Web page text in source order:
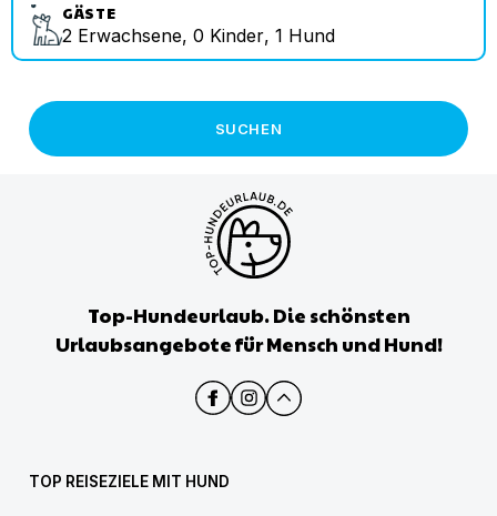
GÄSTE
2 Erwachsene, 0 Kinder, 1 Hund
SUCHEN
Top-Hundeurlaub. Die schönsten
Urlaubsangebote für Mensch und Hund!
TOP REISEZIELE MIT HUND